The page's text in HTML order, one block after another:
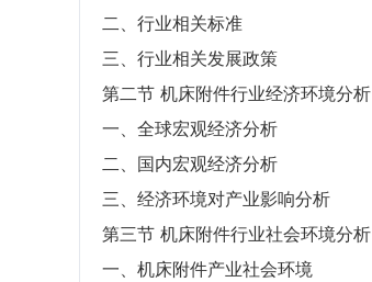
二、行业相关标准
三、行业相关发展政策
第二节 机床附件行业经济环境分析
一、全球宏观经济分析
二、国内宏观经济分析
三、经济环境对产业影响分析
第三节 机床附件行业社会环境分析
一、机床附件产业社会环境